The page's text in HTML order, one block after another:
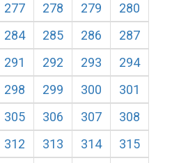
277 278 279
280
284 285 286
287
291 292 293
294
298 299 300
301
305 306 307
308
312 313 314
315